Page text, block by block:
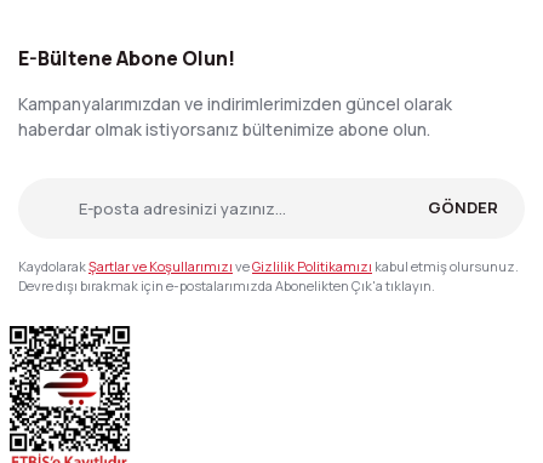
E-Bültene Abone Olun!
Kampanyalarımızdan ve indirimlerimizden güncel olarak
haberdar olmak istiyorsanız bültenimize abone olun.
GÖNDER
KaydolarakŞartlar ve Koşullarımızı veGizlilik Politikamızı kabul etmiş olursunuz.
Devre dışı bırakmak için e-postalarımızda Abonelikten Çık'a tıklayın.